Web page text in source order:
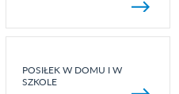
POSIŁEK W DOMU I W
SZKOLE